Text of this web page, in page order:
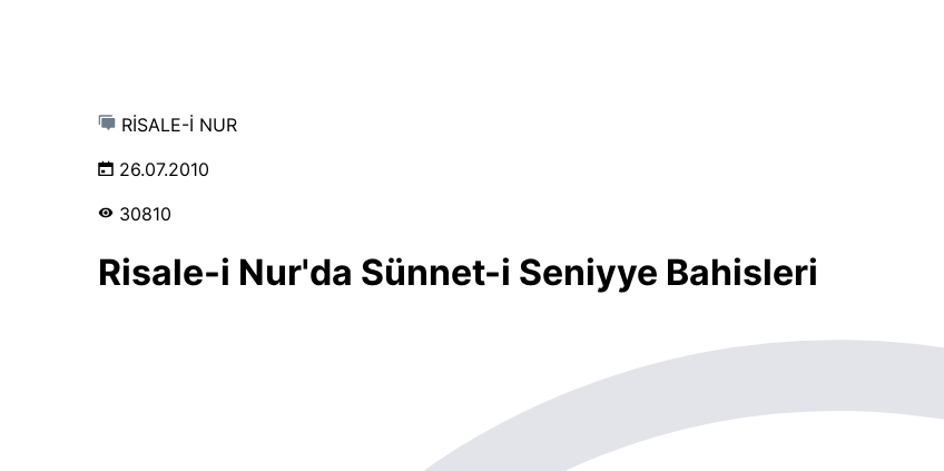
RİSALE-İ NUR
26.07.2010
30810
Risale-i Nur'da Sünnet-i Seniyye Bahisleri